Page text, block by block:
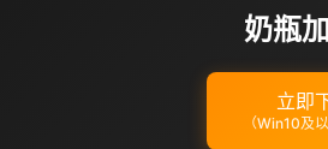
奶瓶
立即
（Win10及